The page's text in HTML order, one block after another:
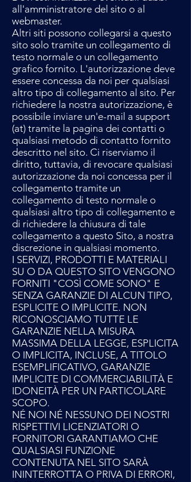
all'amministratore del sito o al
webmaster.
Altri siti possono collegarsi a questo
sito solo tramite un collegamento di
testo normale o un collegamento
grafico fornito. L'autorizzazione deve
essere concessa da noi per qualsiasi
altro tipo di collegamento al sito. Per
richiedere la nostra autorizzazione, è
possibile inviare un'e-mail a support
(at) tramite la pagina dei contatti o
qualsiasi metodo di contatto fornito
descritto nel sito. Ci riserviamo il
diritto, tuttavia, di revocare qualsiasi
autorizzazione da noi concessa per il
collegamento tramite un
collegamento di testo normale o
qualsiasi altro tipo di collegamento e
di richiedere la chiusura di tale
collegamento a questo Sito, a nostra
discrezione in qualsiasi momento.
I SERVIZI, PRODOTTI E MATERIALI
SU O DA QUESTO SITO VENGONO
FORNITI "COSÌ COME SONO" E
SENZA GARANZIE DI ALCUN TIPO,
ESPLICITE O IMPLICITE. NON
RICONOSCIAMO TUTTE LE
GARANZIE NELLA MISURA
MASSIMA DELLA LEGGE, ESPLICITA
O IMPLICITA, INCLUSE, A TITOLO
ESEMPLIFICATIVO, GARANZIE
IMPLICITE DI COMMERCIABILITÀ E
IDONEITÀ PER UN PARTICOLARE
SCOPO.
NÉ NOI NÉ NESSUNO DEI NOSTRI
RISPETTIVI LICENZIATORI O
FORNITORI GARANTIAMO CHE
QUALSIASI FUNZIONE
CONTENUTA NEL SITO SARÀ
ININTERROTTA O PRIVA DI ERRORI,